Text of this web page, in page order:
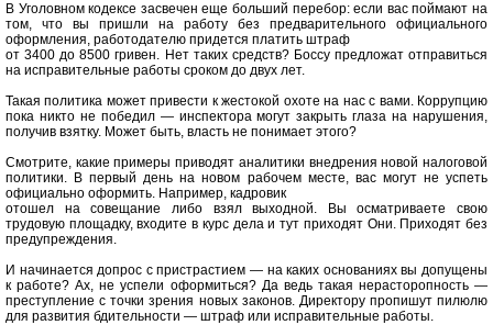
В Уголовном кодексе засвечен еще больший перебор: если вас поймают на
том, что вы пришли на работу без предварительного официального
оформления, работодателю придется платить штраф
от 3400 до 8500 гривен. Нет таких средств? Боссу предложат отправиться
на исправительные работы сроком до двух лет.
Такая политика может привести к жестокой охоте на нас с вами. Коррупцию
пока никто не победил — инспектора могут закрыть глаза на нарушения,
получив взятку. Может быть, власть не понимает этого?
Смотрите, какие примеры приводят аналитики внедрения новой налоговой
политики. В первый день на новом рабочем месте, вас могут не успеть
официально оформить. Например, кадровик
отошел на совещание либо взял выходной. Вы осматриваете свою
трудовую площадку, входите в курс дела и тут приходят Они. Приходят без
предупреждения.
И начинается допрос с пристрастием — на каких основаниях вы допущены
к работе? Ах, не успели оформиться? Да ведь такая нерасторопность —
преступление с точки зрения новых законов. Директору пропишут пилюлю
для развития бдительности — штраф или исправительные работы.